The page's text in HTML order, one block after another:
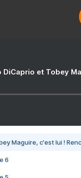
DiCaprio et Tobey
Maguire, c'est lui !
6